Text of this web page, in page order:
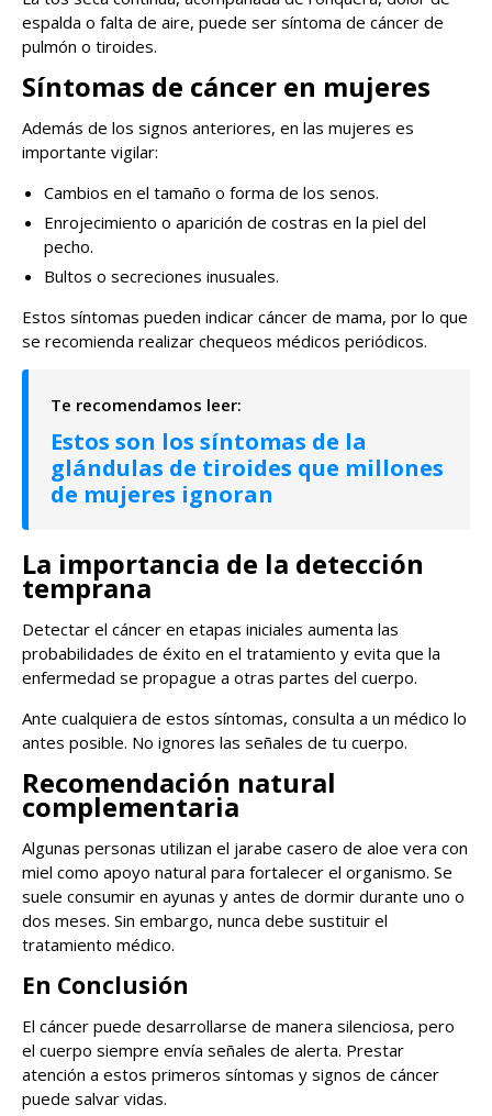
espalda o falta de aire, puede ser síntoma de cáncer de
pulmón o tiroides.
Síntomas de cáncer en mujeres
Además de los signos anteriores, en las mujeres es
importante vigilar:
Cambios en el tamaño o forma de los senos.
Enrojecimiento o aparición de costras en la piel del
pecho.
Bultos o secreciones inusuales.
Estos síntomas pueden indicar cáncer de mama, por lo que
se recomienda realizar chequeos médicos periódicos.
Estos son los síntomas de la
glándulas de tiroides que millones
de mujeres ignoran
La importancia de la detección
temprana
Detectar el cáncer en etapas iniciales aumenta las
probabilidades de éxito en el tratamiento y evita que la
enfermedad se propague a otras partes del cuerpo.
Ante cualquiera de estos síntomas, consulta a un médico lo
antes posible. No ignores las señales de tu cuerpo.
Recomendación natural
complementaria
Algunas personas utilizan el jarabe casero de aloe vera con
miel como apoyo natural para fortalecer el organismo. Se
suele consumir en ayunas y antes de dormir durante uno o
dos meses. Sin embargo, nunca debe sustituir el
tratamiento médico.
En Conclusión
El cáncer puede desarrollarse de manera silenciosa, pero
el cuerpo siempre envía señales de alerta. Prestar
atención a estos primeros síntomas y signos de cáncer
puede salvar vidas.